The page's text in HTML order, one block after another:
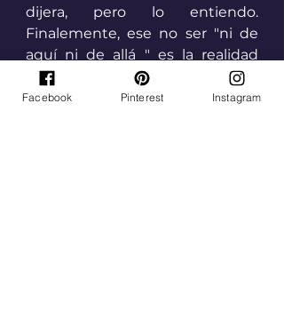
dijera, pero lo entiendo.
Finalemente, ese no ser "ni de
aquí ni de allá " es la realidad
delos migrantes.
Facebook Pinterest Instagram